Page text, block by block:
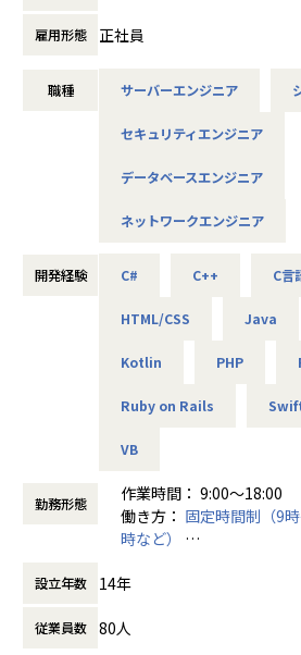
また、資格支援制度をうまく利用して資
分の居心地の良い場所が見つかりやすく
当社は、更なる事業拡大に向けエンジニ
■配属部署
■この仕事で得られるもの
自分の高めたい技術、スキルに向かっ
もし、何かに躓いたときや不安になった
・現在やりたいことが決まってない方へ
私たちはあなたがやりたくないと思うこ
や得意不得意を一緒に明確化しましょう。
・アドバイザーが付きます
■仕事内容
オープン系Webシステムの開発、IoTや
案件は特定の業種に偏っていないため、
によっては在宅勤務も可能です。（現在
【具体的な仕事内容】
・オープン系Webシステム開発
・ゲームアプリ開発
・AI・IoT関連システム
・官公庁業務システム開発
※スキルにあったフェーズからお任せし
【仕事の魅力】
★エンジニア本人が案件を希望・選択
システムの種類や活かしたいスキル、勤
詳細をヒアリングしています。
★こだわり条件も大切に
雇用形態 正社員
職種 サーバーエンジニア
セキュリティエンジニア
データベースエンジニア
ネットワークエンジニア
開発経験 C# C++ C言
HTML/CSS Java
Kotlin PHP
Ruby on Rails
VB
勤務形態
作業時間： 9:00〜18:00
働き方： 固定時間制（9
時など）
休憩時間： 60分
設立年数 14年
従業員数 80人